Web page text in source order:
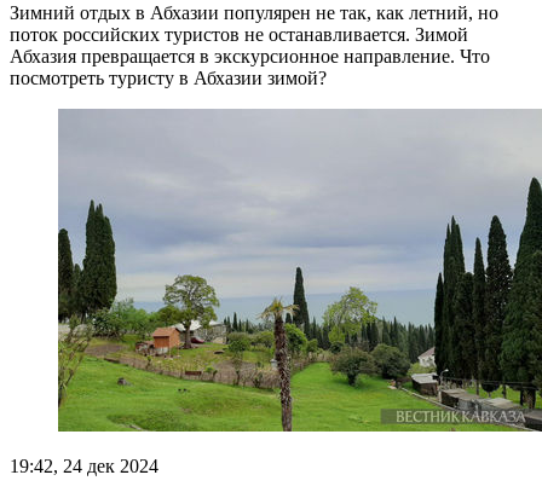
Зимний отдых в Абхазии популярен не так, как летний, но
поток российских туристов не останавливается. Зимой
Абхазия превращается в экскурсионное направление. Что
посмотреть туристу в Абхазии зимой?
19:42, 24 дек 2024